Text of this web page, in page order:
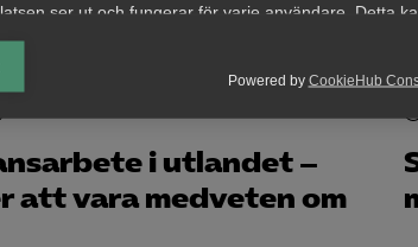
ser ut och fungerar för varje användare. Detta
region, språk eller färgschema.
hjälper oss förbättra webbplatsen genom att samla
används.
Powered by CookieHub
i utlandet –
att vara medveten om